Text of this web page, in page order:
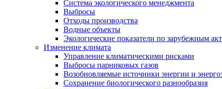
Система экологического менеджмента
Выбросы
Отходы производства
Водные объекты
Экологические показатели по зарубежным
Изменение климата
Управление климатическими рисками
Выбросы парниковых газов
Возобновляемые источники энергии и
Сохранение биологического разнообразия